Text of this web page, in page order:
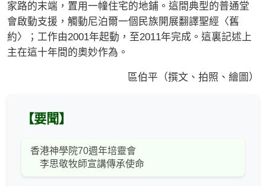
家路的末端，置用一幢住宅的地鋪。這間典型的普通堂
會啟動支援，觸動尼泊爾一個民族開展翻譯聖經〈舊
約〉；工作由2001年起動，至2011年完成。這裏記述上
主在這十年間的奧妙作為。
區伯平（撰文、拍照、繪圖）
【要聞】
香港神學院70週年培靈會
李思敬牧師宣講傳承使命